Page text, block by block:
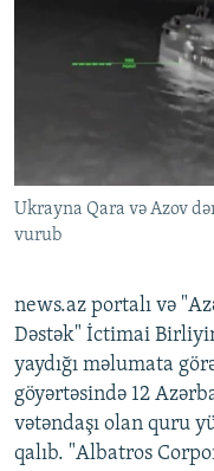
Ukrayna Qara və Azov
vurub
news.az portalı və
Dəstək" İctimai
yaydığı məlumata
göyərtəsində 12
vətəndaşı olan quru
qalıb. "Albatros